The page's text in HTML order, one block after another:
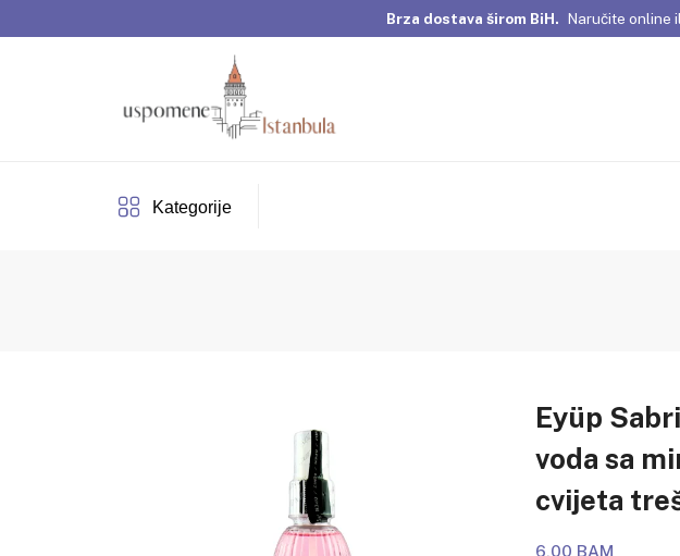
Brza dostava širom BiH. Naručite online
Dobrodošli u Uspomene Istanbula! Pažljivo
Kategorije
Eyüp
voda sa
cvijeta
6,00 BAM